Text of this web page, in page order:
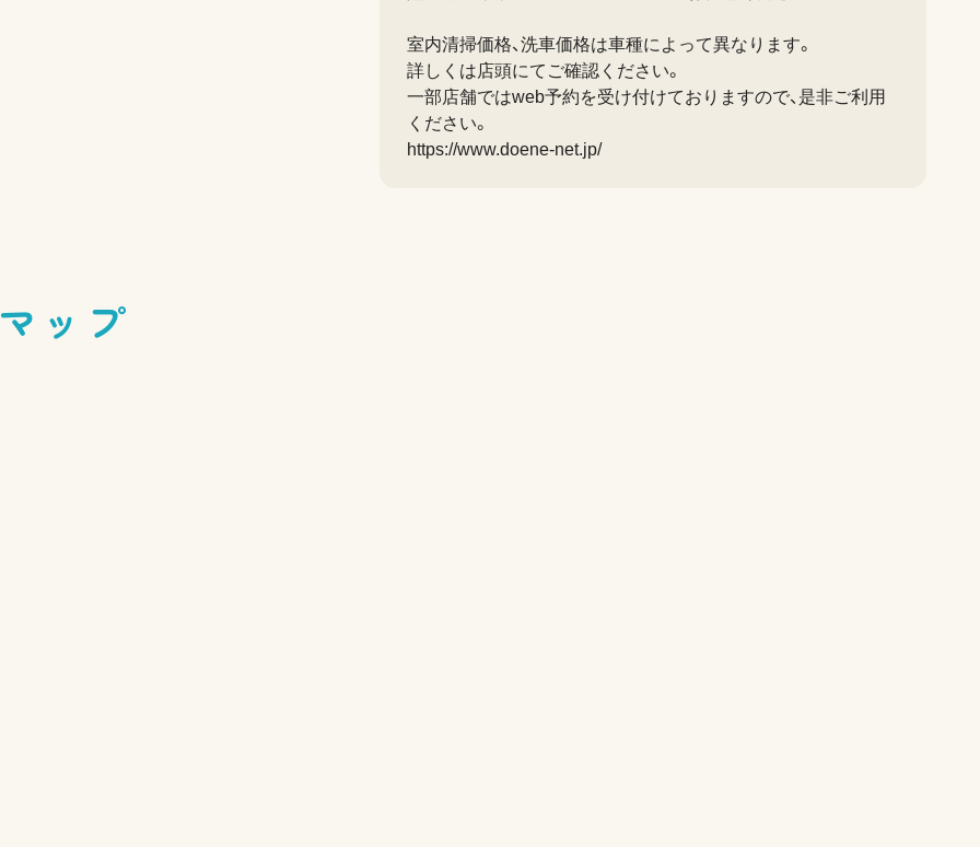
室内清掃価格、洗車価格は車種によって異なります。
詳しくは店頭にてご確認ください。
一部店舗ではweb予約を受け付けておりますので、是非ご利用
ください。
https://www.doene-net.jp/
ップ